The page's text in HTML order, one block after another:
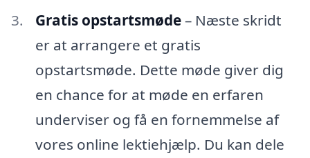
Gratis opstartsmøde– Næste skridt
er at arrangere et gratis
opstartsmøde. Dette møde giver dig
en chance for at møde en erfaren
underviser og få en fornemmelse af
vores online lektiehjælp. Du kan dele